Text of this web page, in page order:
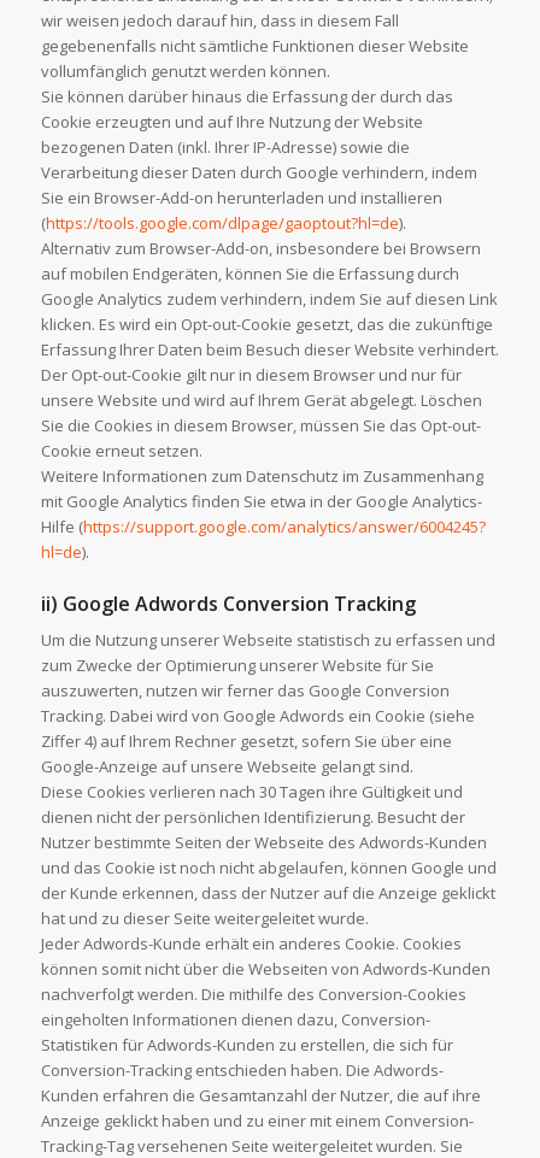
wir weisen jedoch darauf hin, dass in diesem Fall
gegebenenfalls nicht sämtliche Funktionen dieser Website
vollumfänglich genutzt werden können.
Sie können darüber hinaus die Erfassung der durch das
Cookie erzeugten und auf Ihre Nutzung der Website
bezogenen Daten (inkl. Ihrer IP-Adresse) sowie die
Verarbeitung dieser Daten durch Google verhindern, indem
Sie ein Browser-Add-on herunterladen und installieren
(https://tools.google.com/dlpage/gaoptout?hl=de).
Alternativ zum Browser-Add-on, insbesondere bei Browsern
auf mobilen Endgeräten, können Sie die Erfassung durch
Google Analytics zudem verhindern, indem Sie auf diesen Link
klicken. Es wird ein Opt-out-Cookie gesetzt, das die zukünftige
Erfassung Ihrer Daten beim Besuch dieser Website verhindert.
Der Opt-out-Cookie gilt nur in diesem Browser und nur für
unsere Website und wird auf Ihrem Gerät abgelegt. Löschen
Sie die Cookies in diesem Browser, müssen Sie das Opt-out-
Cookie erneut setzen.
Weitere Informationen zum Datenschutz im Zusammenhang
mit Google Analytics finden Sie etwa in der Google Analytics-
Hilfe (https://support.google.com/analytics/answer/6004245?
hl=de).
ii) Google Adwords Conversion Tracking
Um die Nutzung unserer Webseite statistisch zu erfassen und
zum Zwecke der Optimierung unserer Website für Sie
auszuwerten, nutzen wir ferner das Google Conversion
Tracking. Dabei wird von Google Adwords ein Cookie (siehe
Ziffer 4) auf Ihrem Rechner gesetzt, sofern Sie über eine
Google-Anzeige auf unsere Webseite gelangt sind.
Diese Cookies verlieren nach 30 Tagen ihre Gültigkeit und
dienen nicht der persönlichen Identifizierung. Besucht der
Nutzer bestimmte Seiten der Webseite des Adwords-Kunden
und das Cookie ist noch nicht abgelaufen, können Google und
der Kunde erkennen, dass der Nutzer auf die Anzeige geklickt
hat und zu dieser Seite weitergeleitet wurde.
Jeder Adwords-Kunde erhält ein anderes Cookie. Cookies
können somit nicht über die Webseiten von Adwords-Kunden
nachverfolgt werden. Die mithilfe des Conversion-Cookies
eingeholten Informationen dienen dazu, Conversion-
Statistiken für Adwords-Kunden zu erstellen, die sich für
Conversion-Tracking entschieden haben. Die Adwords-
Kunden erfahren die Gesamtanzahl der Nutzer, die auf ihre
Anzeige geklickt haben und zu einer mit einem Conversion-
Tracking-Tag versehenen Seite weitergeleitet wurden. Sie